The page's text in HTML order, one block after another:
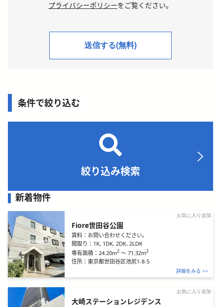
プライバシーポリシーをご覧ください。
条件で絞り込む
絞り込み検索
新着物件
お気に入り追加
Fiore世田谷公園
賃料： お問い合わせください。
間取り： 1K, 1DK, 2DK, 2LDK
専有面積：24.20m2 ～ 71.32m2
住所：東京都世田谷区池尻1-8-5
詳細をみる >>
お気に入り追加
大崎ステーションレジデンス